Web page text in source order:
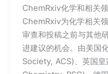
ChemRxiv化学和相关
ChemRxiv为化学相关
审查和投稿之前与其他
进建议的机会。由美国
Society, ACS)、英国